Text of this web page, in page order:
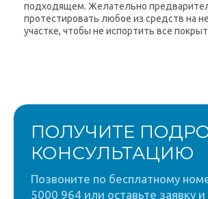
подходящем. Желательно
протестировать любое из средств на
участке, чтобы не испортить все
ПОЛУЧИТЕ
КОНСУЛЬТАЦИЮ
Позвоните по бесплатному
5000 964 или оставьте заявку